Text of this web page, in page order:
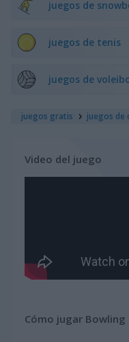
juegos de
juegos de tenis
juegos de
juegos gratis juegos de
Video del juego
Cómo jugar Bowling